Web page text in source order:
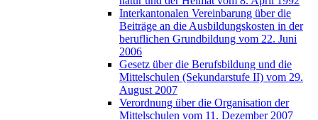
Interkantonalen Vereinbarung über die
Beiträge an die Ausbildungskosten in der
beruflichen Grundbildung vom 22. Juni
2006
Gesetz über die Berufsbildung und die
Mittelschulen (Sekundarstufe II) vom 29.
August 2007
Verordnung über die Organisation der
Mittelschulen vom 11. Dezember 2007